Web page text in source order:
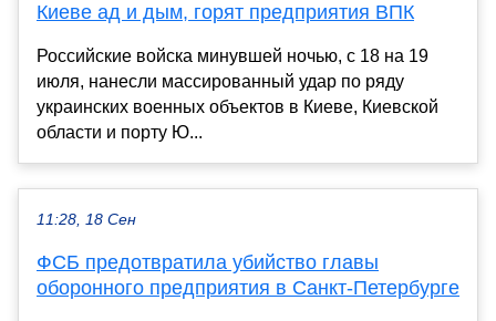
Киеве ад и дым, горят предприятия ВПК
Российские войска минувшей ночью, с 18 на 19
июля, нанесли массированный удар по ряду
украинских военных объектов в Киеве, Киевской
области и порту Ю...
11:28, 18 Сен
ФСБ предотвратила убийство главы
оборонного предприятия в Санкт-Петербурге